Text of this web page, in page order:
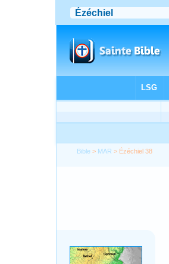
Bible > MAR > Ézéchiel 38